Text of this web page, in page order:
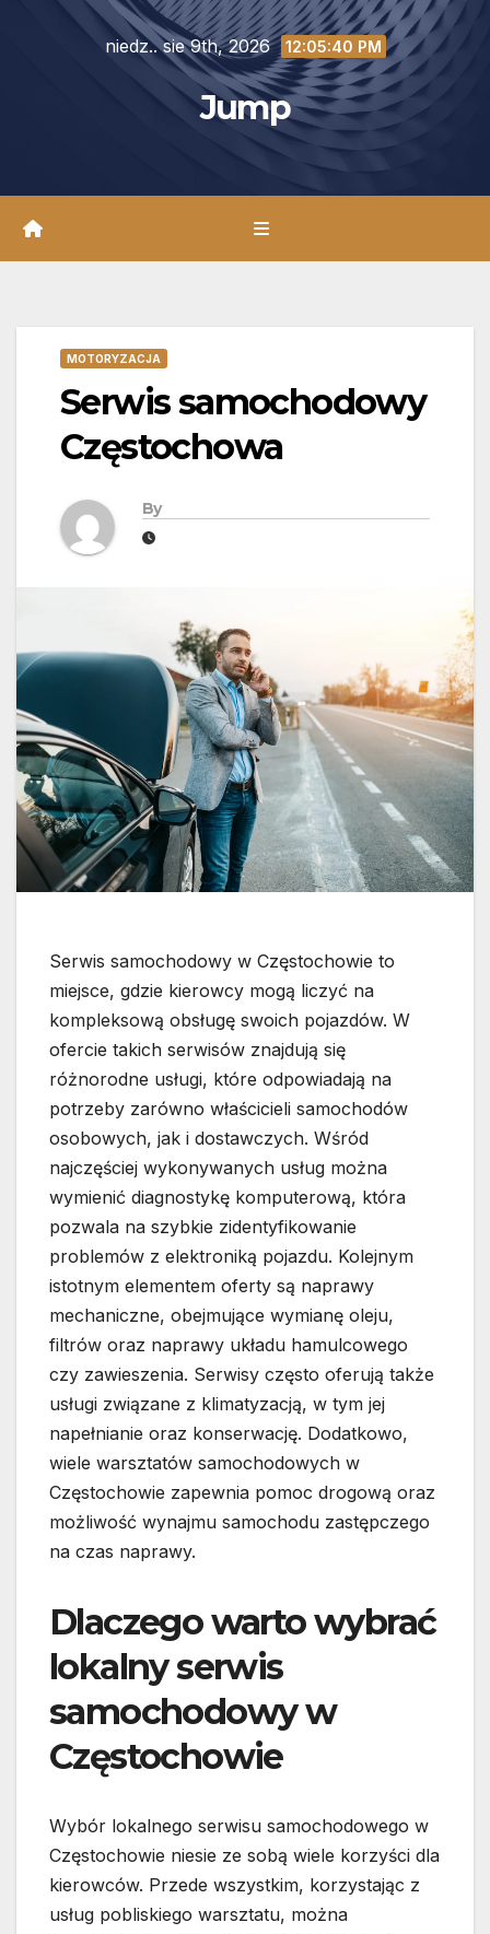
niedz.. sie 9th, 2026 12:05:42 PM
Jump
MOTORYZACJA
Serwis samochodowy
Częstochowa
By
Serwis samochodowy w Częstochowie to
miejsce, gdzie kierowcy mogą liczyć na
kompleksową obsługę swoich pojazdów. W
ofercie takich serwisów znajdują się
różnorodne usługi, które odpowiadają na
potrzeby zarówno właścicieli samochodów
osobowych, jak i dostawczych. Wśród
najczęściej wykonywanych usług można
wymienić diagnostykę komputerową, która
pozwala na szybkie zidentyfikowanie
problemów z elektroniką pojazdu. Kolejnym
istotnym elementem oferty są naprawy
mechaniczne, obejmujące wymianę oleju,
filtrów oraz naprawy układu hamulcowego
czy zawieszenia. Serwisy często oferują także
usługi związane z klimatyzacją, w tym jej
napełnianie oraz konserwację. Dodatkowo,
wiele warsztatów samochodowych w
Częstochowie zapewnia pomoc drogową oraz
możliwość wynajmu samochodu zastępczego
na czas naprawy.
Dlaczego warto wybrać
lokalny serwis
samochodowy w
Częstochowie
Wybór lokalnego serwisu samochodowego w
Częstochowie niesie ze sobą wiele korzyści dla
kierowców. Przede wszystkim, korzystając z
usług pobliskiego warsztatu, można